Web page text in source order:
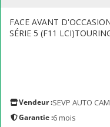
FACE AVANT
SÉRIE 5 (F11
Vendeur :SEVP AUTO
Garantie :6 mois